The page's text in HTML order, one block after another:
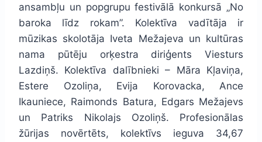
ansambļu un popgrupu festivālā konkursā „No
baroka līdz rokam”. Kolektīva vadītāja ir
mūzikas skolotāja Iveta Mežajeva un kultūras
nama pūtēju orķestra diriģents Viesturs
Lazdiņš. Kolektīva dalībnieki – Māra Kļaviņa,
Estere Ozoliņa, Evija Korovacka, Ance
Ikauniece, Raimonds Batura, Edgars Mežajevs
un Patriks Nikolajs Ozoliņš. Profesionālas
žūrijas novērtēts, kolektīvs ieguva 34,67